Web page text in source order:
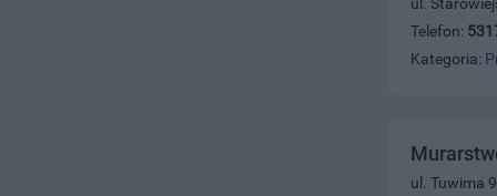
Telefon:
Kategoria:
ul. Tuwima